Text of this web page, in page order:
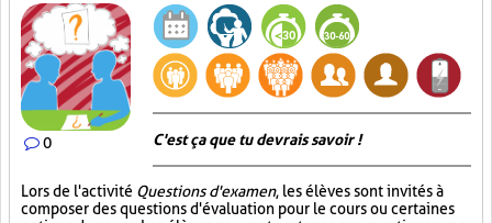
0 C'est ça que tu devrais savoir !
Lors de l'activité Questions d'examen, les élèves sont invités à
composer des questions d'évaluation pour le cours ou certaines